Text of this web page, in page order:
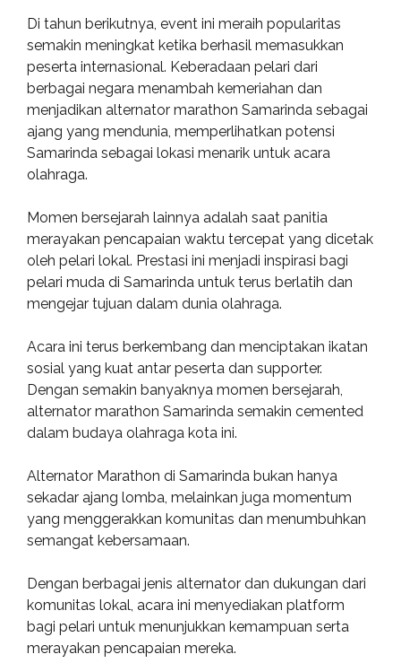
Di tahun berikutnya, event ini meraih popularitas
semakin meningkat ketika berhasil memasukkan
peserta internasional. Keberadaan pelari dari
berbagai negara menambah kemeriahan dan
menjadikan alternator marathon Samarinda sebagai
ajang yang mendunia, memperlihatkan potensi
Samarinda sebagai lokasi menarik untuk acara
olahraga.
Momen bersejarah lainnya adalah saat panitia
merayakan pencapaian waktu tercepat yang dicetak
oleh pelari lokal. Prestasi ini menjadi inspirasi bagi
pelari muda di Samarinda untuk terus berlatih dan
mengejar tujuan dalam dunia olahraga.
Acara ini terus berkembang dan menciptakan ikatan
sosial yang kuat antar peserta dan supporter.
Dengan semakin banyaknya momen bersejarah,
alternator marathon Samarinda semakin cemented
dalam budaya olahraga kota ini.
Alternator Marathon di Samarinda bukan hanya
sekadar ajang lomba, melainkan juga momentum
yang menggerakkan komunitas dan menumbuhkan
semangat kebersamaan.
Dengan berbagai jenis alternator dan dukungan dari
komunitas lokal, acara ini menyediakan platform
bagi pelari untuk menunjukkan kemampuan serta
merayakan pencapaian mereka.